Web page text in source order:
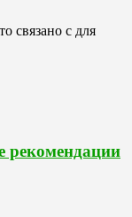
связано с для
рекомендации